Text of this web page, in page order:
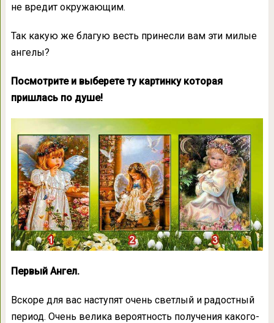
не вредит окружающим.
Так какую же благую весть принесли вам эти милые
ангелы?
Посмотрите и выберете ту картинку которая
пришлась по душе!
Первый Ангел.
Вскоре для вас наступят очень светлый и радостный
период. Очень велика вероятность получения какого-